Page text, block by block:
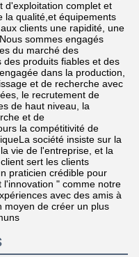
d'exploitation complet et
la qualité,et équipements
clients une rapidité, une
sommes engagés
du marché des
produits fiables et des
dans la production,
et de recherche avec
le recrutement de
de haut niveau, la
et de
la compétitivité de
société insiste sur la
vie de l'entreprise, et la
sert les clients
praticien crédible pour
l'innovation " comme notre
avec des amis à
moyen de créer un plus